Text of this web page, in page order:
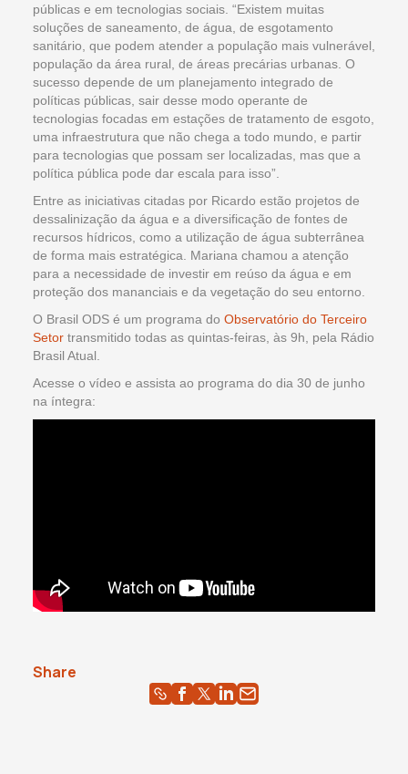
públicas e em tecnologias sociais. “Existem muitas
soluções de saneamento, de água, de esgotamento
sanitário, que podem atender a população mais vulnerável,
população da área rural, de áreas precárias urbanas. O
sucesso depende de um planejamento integrado de
políticas públicas, sair desse modo operante de
tecnologias focadas em estações de tratamento de esgoto,
uma infraestrutura que não chega a todo mundo, e partir
para tecnologias que possam ser localizadas, mas que a
política pública pode dar escala para isso”.
Entre as iniciativas citadas por Ricardo estão projetos de
dessalinização da água e a diversificação de fontes de
recursos hídricos, como a utilização de água subterrânea
de forma mais estratégica. Mariana chamou a atenção
para a necessidade de investir em reúso da água e em
proteção dos mananciais e da vegetação do seu entorno.
O Brasil ODS é um programa do Observatório do Terceiro
Setor transmitido todas as quintas-feiras, às 9h, pela Rádio
Brasil Atual.
Acesse o vídeo e assista ao programa do dia 30 de junho
na íntegra:
Share